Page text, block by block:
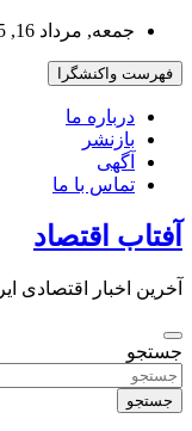
بروید
جمعه, مرداد 16, 1405
فهرست واکنشگرا
درباره ما
بازنشر
آگهی
تماس با ما
آفتاب اقتصاد
آخرین اخبار اقتصادی
جستجو
جستجو